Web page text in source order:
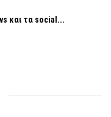
και τα social...